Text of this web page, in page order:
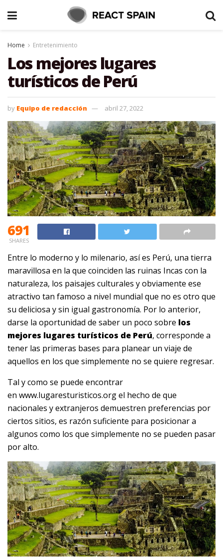
Home Entretenimiento
Los mejores lugares
turísticos de Perú
by Equipo de redacción abril 27, 2022
691
SHARES
Entre lo moderno y lo milenario, así es Perú, una tierra
maravillosa en la que coinciden las ruinas Incas con la
naturaleza, los paisajes culturales y obviamente ese
atractivo tan famoso a nivel mundial que no es otro que
su deliciosa y sin igual gastronomía. Por lo anterior,
darse la oportunidad de saber un poco sobre los
mejores lugares turísticos de Perú, corresponde a
tener las primeras bases para planear un viaje de
aquellos en los que simplemente no se quiere regresar.
Tal y como se puede encontrar
en www.lugaresturisticos.org el hecho de que
nacionales y extranjeros demuestren preferencias por
ciertos sitios, es razón suficiente para posicionar a
algunos como los que simplemente no se pueden pasar
por alto.